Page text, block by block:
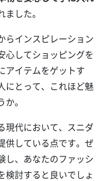
した。
らインスピレーション
心してショッピングを
アイテムをゲットす
にとって、これほど魅
。
現代において、スニダ
供している点です。ぜ
し、あなたのファッシ
検討すると良いでしょ